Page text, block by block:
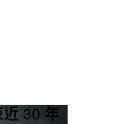
30 年